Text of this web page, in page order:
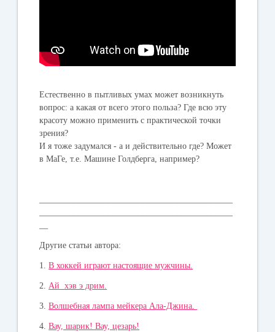
Естественно в пытливых умах может возникнуть
вопрос: а какая от всего этого польза? Где всю эту
красоту можно применить с практической точки
зрения?
И я тоже задумался - а и действительно где? Может
в МаГе, т.е. Машине Голдберга, например?
Другие статьи автора:
1.В хоккей играют настоящие мужчины.
2.Ай хэв э дрим.
3.Волшебная лампа мейкера Ала-Джина.
4.Вау, шарик! Вау, цезарь!